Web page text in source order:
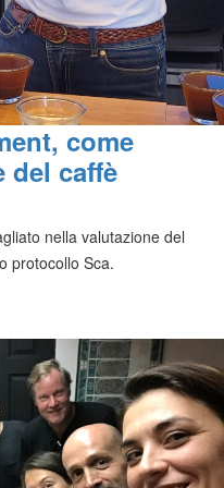
come
del caffè
nella valutazione del
protocollo Sca.